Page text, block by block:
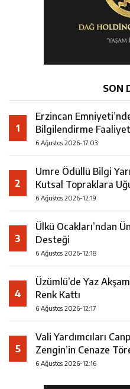
SON
1
Erzincan
Bilgilendirme
6 Ağustos 2026-17:03
2
Umre Ödüllü Bilgi
Kutsal Topraklara
6 Ağustos 2026-12:19
3
Ülkü Ocakları’ndan
Desteği
6 Ağustos 2026-12:18
4
Üzümlü’de Yaz
Renk Kattı
6 Ağustos 2026-12:17
5
Vali Yardımcıları
Zengin’in Cenaze
6 Ağustos 2026-12:16